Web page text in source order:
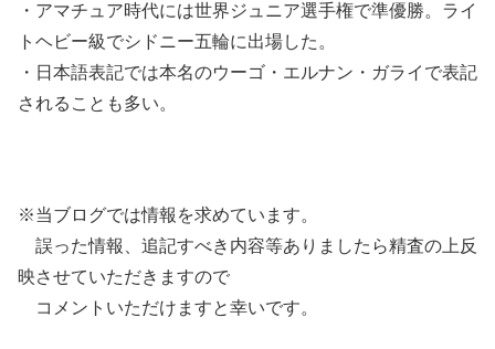
・アマチュア時代には世界ジュニア選手権で準優勝。ライ
トヘビー級でシドニー五輪に出場した。
・日本語表記では本名のウーゴ・エルナン・ガライで表記
されることも多い。
※当ブログでは情報を求めています。
誤った情報、追記すべき内容等ありましたら精査の上反
映させていただきますので
コメントいただけますと幸いです。